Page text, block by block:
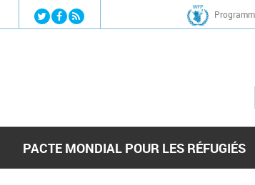
Jump to navigation
PACTE MONDIAL POUR LES RÉFUGIÉS